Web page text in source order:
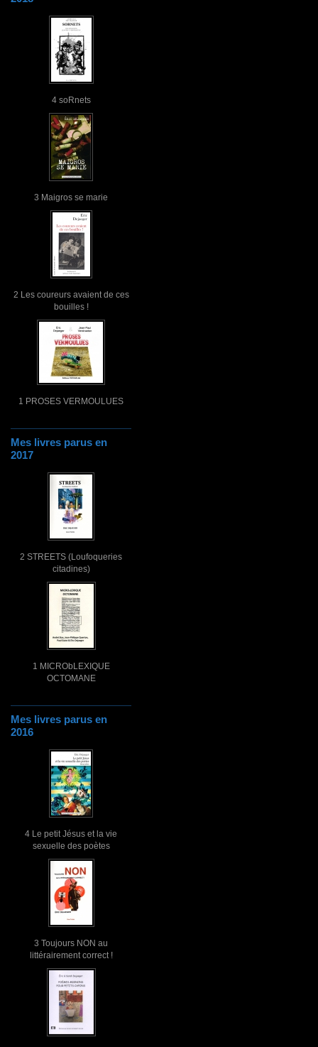
4 soRnets
3 Maigros se marie
2 Les coureurs avaient de ces
bouilles !
1 PROSES VERMOULUES
Mes livres parus en
2017
2 STREETS (Loufoqueries
citadines)
1 MICRObLEXIQUE
OCTOMANE
Mes livres parus en
2016
4 Le petit Jésus et la vie
sexuelle des poètes
3 Toujours NON au
littérairement correct !